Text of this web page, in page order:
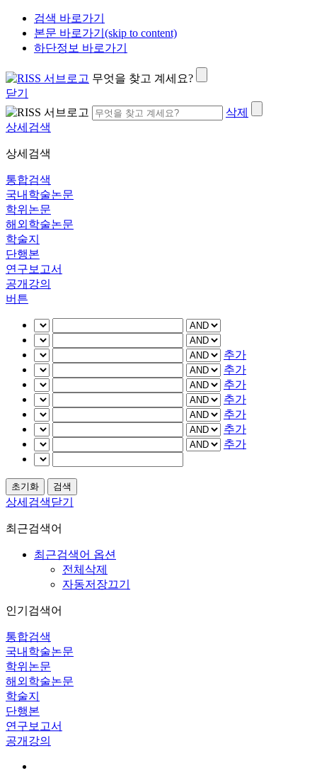
검색 바로가기
본문 바로가기(skip to content)
하단정보 바로가기
무엇을 찾고 계세요?
닫기
삭제
상세검색
상세검색
통합검색
국내학술논문
학위논문
해외학술논문
학술지
단행본
연구보고서
공개강의
버튼
추가
추가
추가
추가
추가
추가
추가
상세검색닫기
최근검색어
최근검색어 옵션
전체삭제
자동저장끄기
인기검색어
통합검색
국내학술논문
학위논문
해외학술논문
학술지
단행본
연구보고서
공개강의